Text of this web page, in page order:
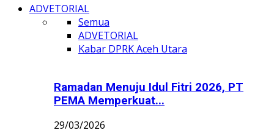
ADVETORIAL
Semua
ADVETORIAL
Kabar DPRK Aceh Utara
Ramadan Menuju Idul Fitri 2026, PT
PEMA Memperkuat...
29/03/2026